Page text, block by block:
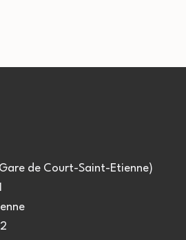
de Court-Saint-Etienne)